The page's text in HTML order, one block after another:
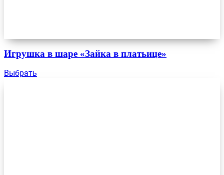
Игрушка в шаре «Зайка в платьице»
Выбрать